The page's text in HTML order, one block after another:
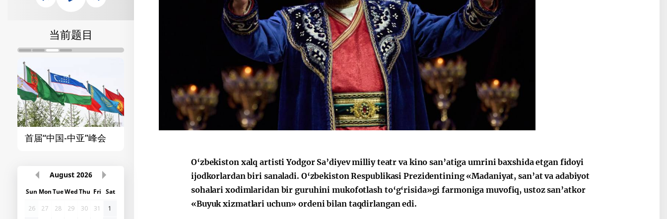
当前题目
首届“中国-中亚”峰会
August 2026
Sun MonTueWedThu Fri Sat
26
27 28 29 30 31
1
O‘zbekiston xalq artisti Yodgor Sa’diyev milliy teatr va kino san’atiga umrini baxshida etgan fidoyi
ijodkorlardan biri sanaladi. O‘zbekiston Respublikasi Prezidentining «Madaniyat, san’at va adabiyot
sohalari xodimlaridan bir guruhini mukofotlash to‘g‘risida»gi farmoniga muvofiq, ustoz san’atkor
«Buyuk xizmatlari uchun» ordeni bilan taqdirlangan edi.